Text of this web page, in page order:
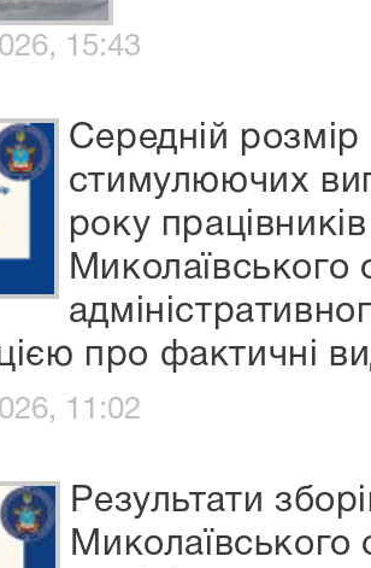
15:43
Середній розмір
стимулюючих
року
Миколаївського
про фактичні
11:02
Результати
Миколаївського